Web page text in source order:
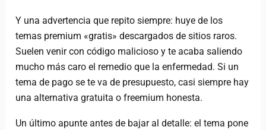
Y una advertencia que repito siempre: huye de los
temas premium «gratis» descargados de sitios raros.
Suelen venir con código malicioso y te acaba saliendo
mucho más caro el remedio que la enfermedad. Si un
tema de pago se te va de presupuesto, casi siempre hay
una alternativa gratuita o freemium honesta.
Un último apunte antes de bajar al detalle: el tema pone